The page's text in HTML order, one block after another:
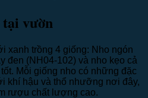
vườn
xanh trồng 4 giống: Nho ngón
đen (NH04-102) và nho kẹo cả
Mỗi giống nho có những đặc
khí hậu và thổ nhưỡng nơi đây,
rượu chất lượng cao.